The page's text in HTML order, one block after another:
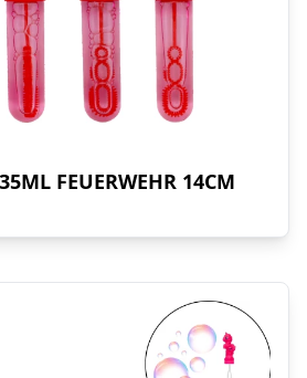
FEUERWEHR 14CM